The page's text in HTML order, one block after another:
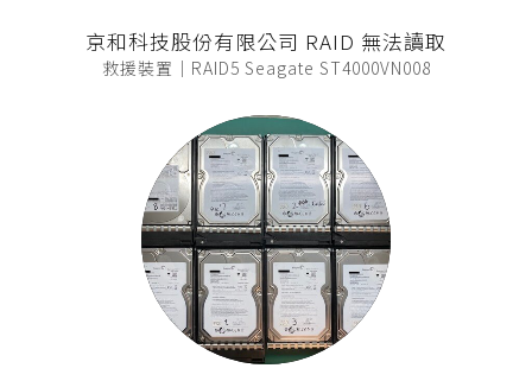
京和科技股份有限公司 RAID 無法讀取
救援裝置｜RAID5 Seagate ST4000VN008